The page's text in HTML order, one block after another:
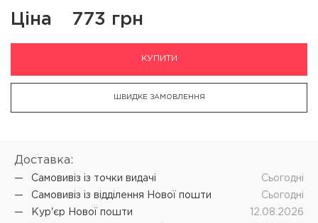
Ціна 773 грн
КУПИТИ
ШВИДКЕ ЗАМОВЛЕННЯ
Доставка:
Самовивіз iз точки видачі
Cьогодні
Самовивіз iз відділення Нової пошти
Cьогодні
Кур'єр Нової пошти
12.08.2026